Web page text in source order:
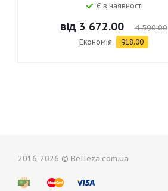
Є в наявності
від 3 672.00 4 590.00
Економія 918.00
2016-2026 © Belleza.com.ua